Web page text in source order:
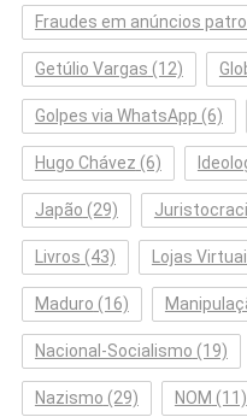
Fraudes em anúncios
Getúlio Vargas (12)
Golpes via WhatsApp (6)
Hugo Chávez (6)
Japão (29)
Livros (43) Lojas
Maduro (16)
Nacional-Socialismo (19)
Nazismo (29) NOM (11)